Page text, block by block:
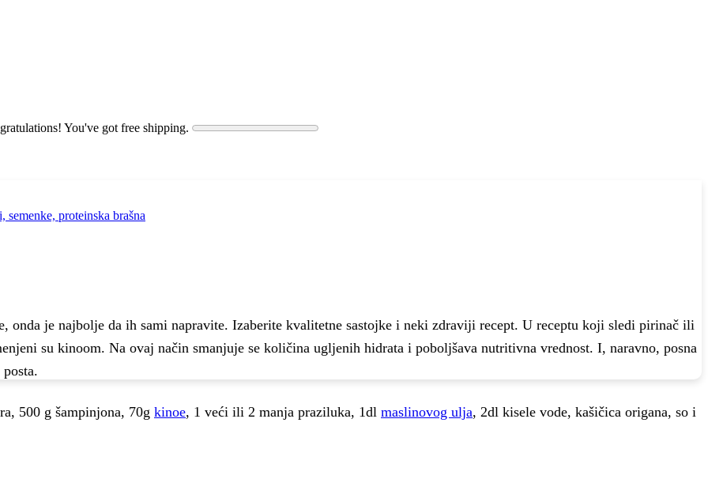
You've got free shipping.
semenke, proteinska brašna
onda je najbolje da ih sami napravite. Izaberite kvalitetne sastojke i neki zdraviji recept. U receptu koji sledi pirinač ili
su kinoom. Na ovaj način smanjuje se količina ugljenih hidrata i poboljšava nutritivna vrednost. I, naravno, posna
500 g šampinjona, 70g kinoe, 1 veći ili 2 manja praziluka, 1dl maslinovog ulja, 2dl kisele vode, kašičica origana, so i